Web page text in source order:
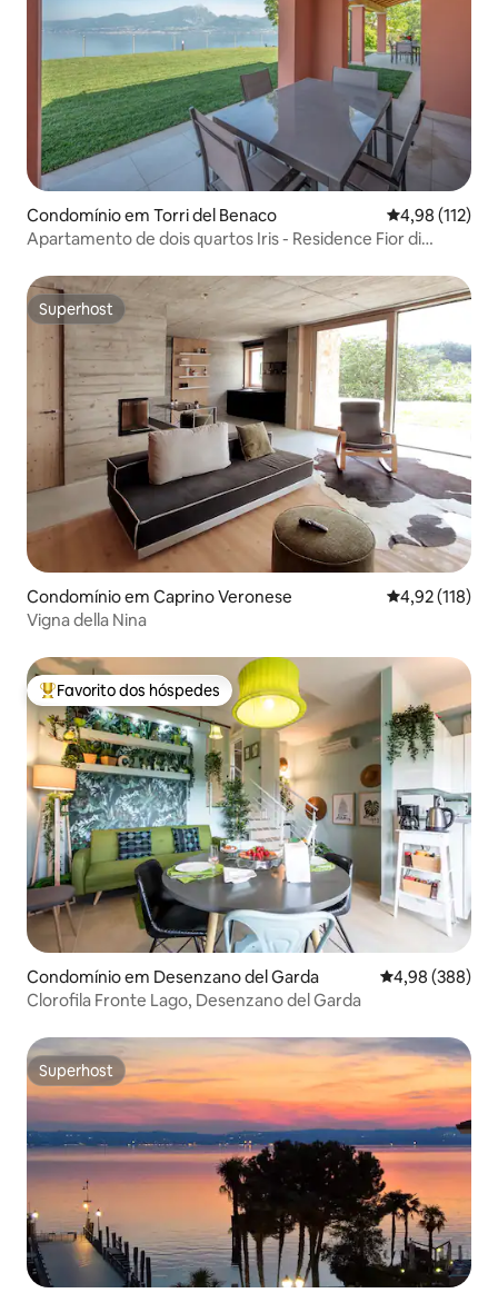
Condomínio em Torri del Benaco Classificação
4,98 (112)
Apartamento de dois quartos Iris - Residence Fior di
Superhost
Superhost
Condomínio em Caprino Veronese Classificação
4,92 (118)
Vigna della Nina
Favoritos dos hóspedes mais apreciados
Favorito dos hóspedes
Condomínio em Desenzano del Garda Classificação
4,98 (388)
Clorofila Fronte Lago, Desenzano del Garda
Superhost
Superhost